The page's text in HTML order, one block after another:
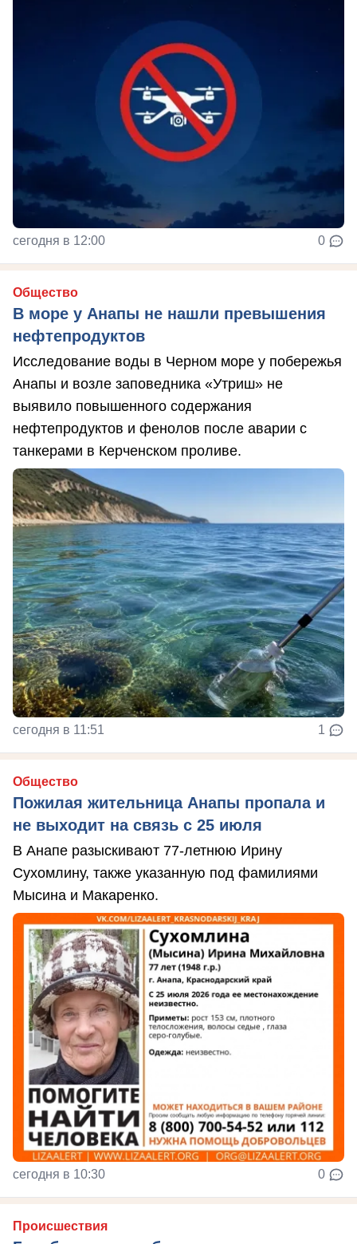
сегодня в 12:00 0
Общество
В море у Анапы не нашли превышения
нефтепродуктов
Исследование воды в Черном море у побережья
Анапы и возле заповедника «Утриш» не
выявило повышенного содержания
нефтепродуктов и фенолов после аварии с
танкерами в Керченском проливе.
сегодня в 11:51 1
Общество
Пожилая жительница Анапы пропала и
не выходит на связь с 25 июля
В Анапе разыскивают 77-летнюю Ирину
Сухомлину, также указанную под фамилиями
Мысина и Макаренко.
сегодня в 10:30 0
Происшествия